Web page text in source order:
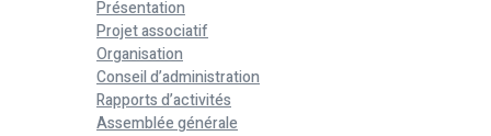
Présentation
Projet associatif
Organisation
Conseil d’administration
Rapports d’activités
Assemblée générale